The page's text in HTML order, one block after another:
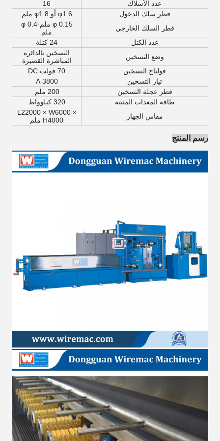
عدد الأسلاك
16
قطر سلك الدخول
φ1.6 أو φ1.8 ملم
قطر السلك الخارجي
φ 0.15 ملم-φ 0.4
ملم
عدد الكتل
24 كتلة
وضع التسخين
التسخين بالدائرة
المباشرة القصيرة
فولتاج التسخين
70 فولت DC
تيار التسخين
3800 A
قطر عجلة التسخين
200 ملم
طاقة المعدات المثبتة
320 كيلوواط
مقاس الجهاز
L22000 × W6000 ×
H4000 ملم
رسم المنتج